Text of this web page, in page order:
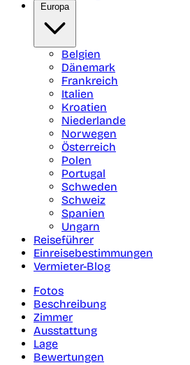
Europa
Belgien
Dänemark
Frankreich
Italien
Kroatien
Niederlande
Norwegen
Österreich
Polen
Portugal
Schweden
Schweiz
Spanien
Ungarn
Reiseführer
Einreisebestimmungen
Vermieter-Blog
Fotos
Beschreibung
Zimmer
Ausstattung
Lage
Bewertungen